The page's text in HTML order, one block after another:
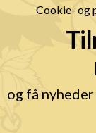
Cookie- og
og få